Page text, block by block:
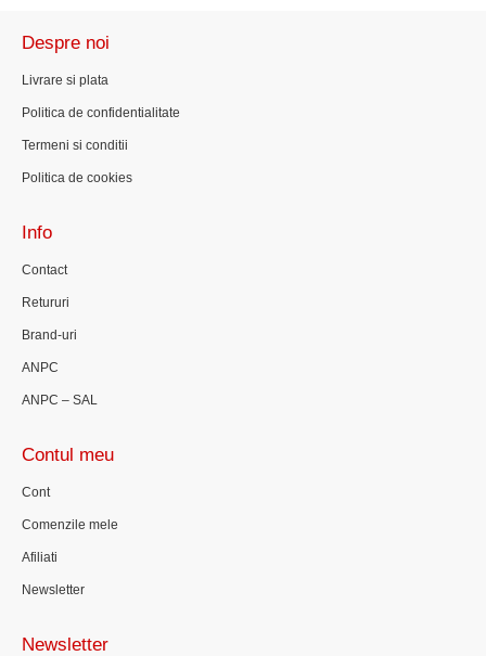
Despre noi
Livrare si plata
Politica de confidentialitate
Termeni si conditii
Politica de cookies
Info
Contact
Retururi
Brand-uri
ANPC
ANPC – SAL
Contul meu
Cont
Comenzile mele
Afiliati
Newsletter
Newsletter